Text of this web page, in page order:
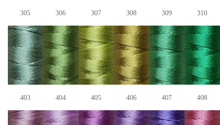
305 306 307 308 309 310
403 404 405 406 407 408